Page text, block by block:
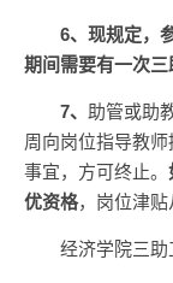
6、现规定，
期间需要有一次
7、
助管或助
周向岗位指导教
事宜，方可终止。
优资格，岗位津贴
经济学院三助